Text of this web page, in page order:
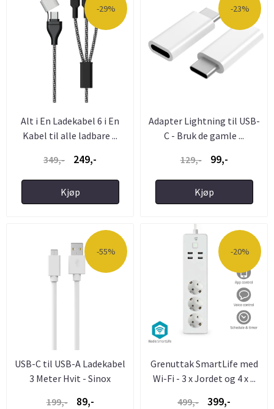
-29%
Alt i En Ladekabel 6 i En
Kabel til alle ladbare ...
349,-
249,-
Kjøp
-23%
Adapter Lightning til USB-
C - Bruk de gamle ...
129,-
99,-
Kjøp
-55%
USB-C til USB-A Ladekabel
3 Meter Hvit - Sinox
199,-
89,-
-20%
Grenuttak SmartLife med
Wi-Fi - 3 x Jordet og 4 x ...
499,-
399,-